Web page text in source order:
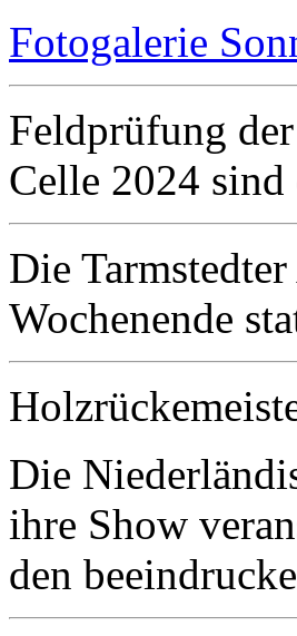
Fotogalerie
Feldprüfung
Celle 2024
Die
Wochenende
Die
ihre Show
den